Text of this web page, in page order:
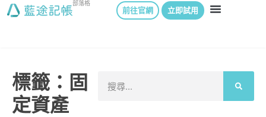
部落格
前往官網 立即試用
標籤：固
定資產